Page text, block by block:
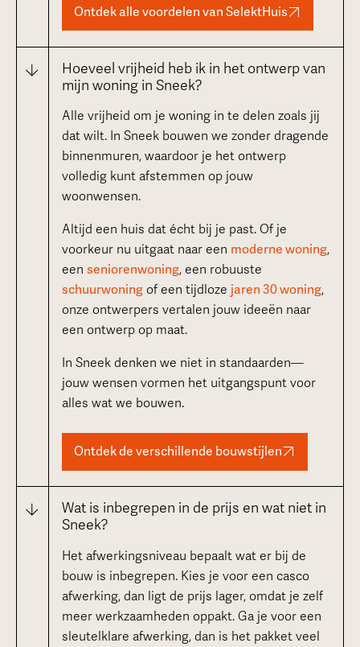
Ontdek alle voordelen van SelektHuis
Hoeveel vrijheid heb ik in het ontwerp van
mijn woning in Sneek?
Alle vrijheid om je woning in te delen zoals jij
dat wilt. In Sneek bouwen we zonder dragende
binnenmuren, waardoor je het ontwerp
volledig kunt afstemmen op jouw
woonwensen.
Altijd een huis dat écht bij je past. Of je
voorkeur nu uitgaat naar een moderne woning,
een seniorenwoning, een robuuste
schuurwoningof een tijdloze jaren 30 woning,
onze ontwerpers vertalen jouw ideeën naar
een ontwerp op maat.
In Sneek denken we niet in standaarden—
jouw wensen vormen het uitgangspunt voor
alles wat we bouwen.
Ontdek de verschillende bouwstijlen
Wat is inbegrepen in de prijs en wat niet in
Sneek?
Het afwerkingsniveau bepaalt wat er bij de
bouw is inbegrepen. Kies je voor een casco
afwerking, dan ligt de prijs lager, omdat je zelf
meer werkzaamheden oppakt. Ga je voor een
sleutelklare afwerking, dan is het pakket veel